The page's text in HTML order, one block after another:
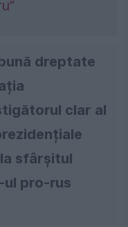
dreptate
clar al
sfârșitul
pro-rus